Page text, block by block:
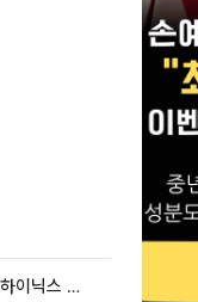
[베스트&워스트] 삼성전자·SK하이닉스 밀린 한 주…상상인증권은 85% 급등